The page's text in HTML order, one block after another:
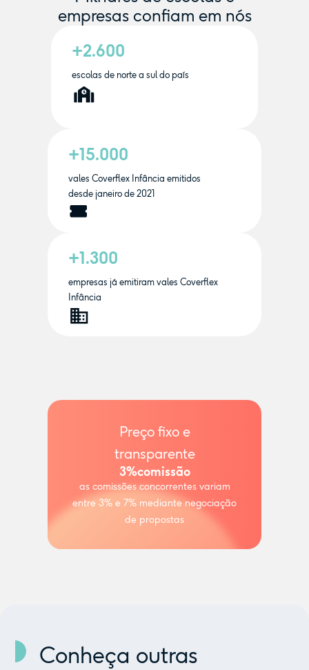
empresas confiam em nós
+2.600
escolas de norte a sul do país
+15.000
vales Coverflex Infância emitidos
desde janeiro de 2021
+1.300
empresas já emitiram vales Coverflex
Infância
Preço fixo e
transparente
3%comissão
as comissões concorrentes variam
entre 3% e 7% mediante negociação
de propostas
Conheça outras